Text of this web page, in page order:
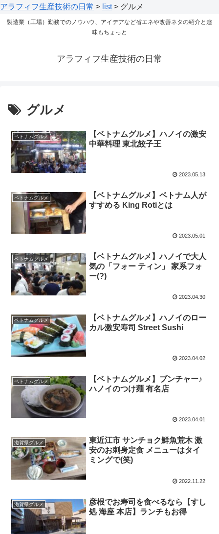
アラフィフ生産技術の日常 > list> グルメ
製造業（工場）勤務でのノウハウ、アイデアなど省エネや改善ネタの紹介と趣
味もちょっと
アラフィフ生産技術の日常
グルメ
ベトナムグルメ
【ベトナムグルメ】ハノイの激安
中華料理 東北餃子王
2023.05.13
ベトナムグルメ
【ベトナムグルメ】ベトナム人が
すすめる King Rotiとは
2023.05.01
ベトナムグルメ
【ベトナムグルメ】ハノイで大人
気の「フォー ティン」 家系フォ
ー(?)
2023.04.30
ベトナムグルメ
【ベトナムグルメ】ハノイのロー
カル激安寿司 Street Sushi
2023.04.02
ベトナムグルメ
【ベトナムグルメ】ブンチャー♪
ハノイのつけ麺 有名店
2023.04.01
滋賀県グルメ
東近江市 サンチョク鮮魚荒木 激
安のお刺身定食 メニューはタイ
ミングで(笑)
2022.11.22
滋賀県グルメ
彦根でお寿司を食べるなら【すし
処 海座 本店】ランチもお得